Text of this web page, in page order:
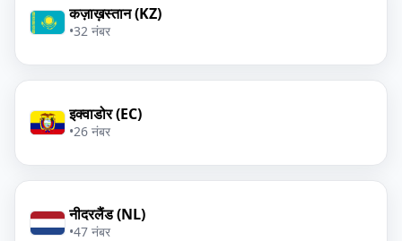
कज़ाख़स्तान (KZ)
•32 नंबर
इक्वाडोर (EC)
•26 नंबर
नीदरलैंड (NL)
•47 नंबर